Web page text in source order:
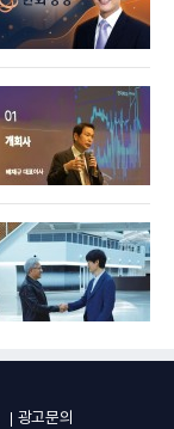
광고문의